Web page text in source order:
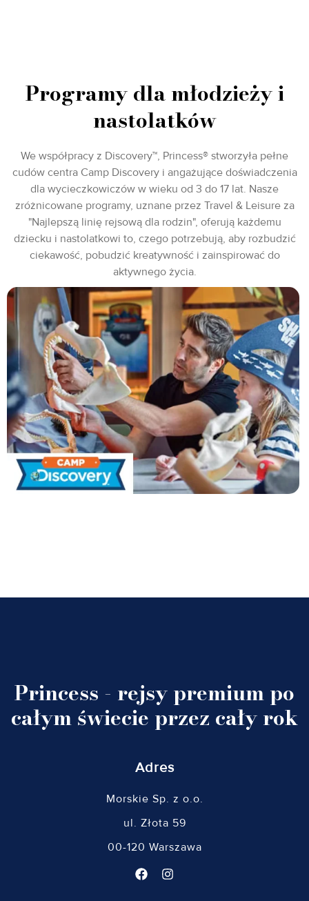
Programy dla młodzieży i
nastolatków
We współpracy z Discovery™, Princess® stworzyła pełne
cudów centra Camp Discovery i angażujące doświadczenia
dla wycieczkowiczów w wieku od 3 do 17 lat. Nasze
zróżnicowane programy, uznane przez Travel & Leisure za
"Najlepszą linię rejsową dla rodzin", oferują każdemu
dziecku i nastolatkowi to, czego potrzebują, aby rozbudzić
ciekawość, pobudzić kreatywność i zainspirować do
aktywnego życia.
Princess - rejsy premium po
całym świecie przez cały rok
Adres
Morskie Sp. z o.o.
ul. Złota 59
00-120 Warszawa